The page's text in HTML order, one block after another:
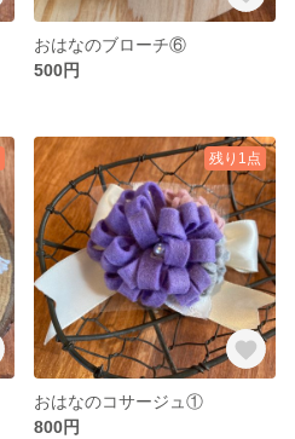
おはなのブローチ⑥
500円
残り1点
おはなのコサージュ①
800円